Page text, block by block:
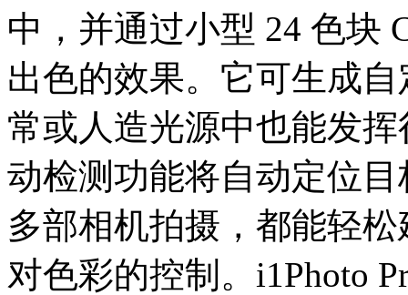
中，并通过小型 24 色块
出色的效果。它可生成
常或人造光源中也能发
动检测功能将自动定位
多部相机拍摄，都能轻
对色彩的控制。i1Photo